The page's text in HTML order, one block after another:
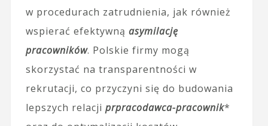
w procedurach zatrudnienia, jak również
wspierać efektywną asymilację
pracowników. Polskie firmy mogą
skorzystać na transparentności w
rekrutacji, co przyczyni się do budowania
lepszych relacji prpracodawca-pracownik*